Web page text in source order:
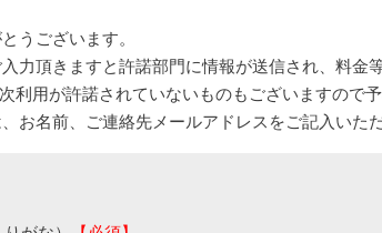
うございます。
力頂きますと許諾部門に情報が送信され、料金
利用が許諾されていないものもございますので予
お名前、ご連絡先メールアドレスをご記入いた